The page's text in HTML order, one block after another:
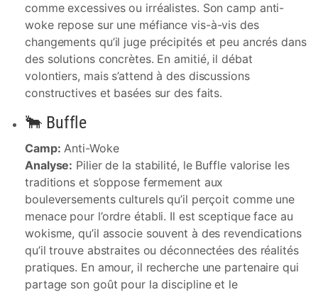
comme excessives ou irréalistes. Son camp anti-
woke repose sur une méfiance vis-à-vis des
changements qu’il juge précipités et peu ancrés dans
des solutions concrètes. En amitié, il débat
volontiers, mais s’attend à des discussions
constructives et basées sur des faits.
🐂 Buffle
Camp: Anti-Woke
Analyse: Pilier de la stabilité, le Buffle valorise les
traditions et s’oppose fermement aux
bouleversements culturels qu’il perçoit comme une
menace pour l’ordre établi. Il est sceptique face au
wokisme, qu’il associe souvent à des revendications
qu’il trouve abstraites ou déconnectées des réalités
pratiques. En amour, il recherche une partenaire qui
partage son goût pour la discipline et le